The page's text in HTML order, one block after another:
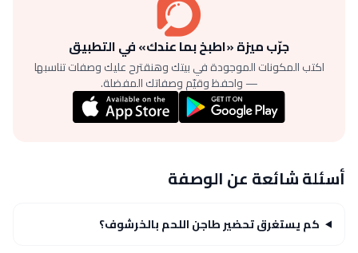
جرّب ميزة «اطبخ بما عندك» في التطبيق
اكتب المكونات الموجودة في بيتك وهنقترح عليك وصفات تناسبها
— واحفظ وقيّم وصفاتك المفضلة.
أسئلة شائعة عن الوصفة
كم يستغرق تحضير طاجن اللحم بالخرشوف؟